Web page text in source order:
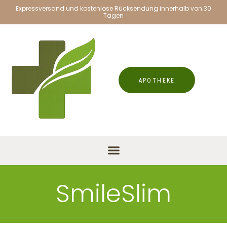
Expressversand und kostenlose Rücksendung innerhalb von 30
Tagen
APOTHEKE
SmileSlim